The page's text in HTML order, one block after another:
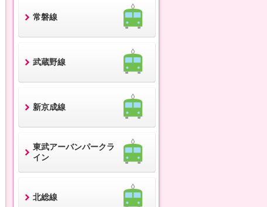
常磐線
武蔵野線
新京成線
東武アーバンパークラ
イン
北総線